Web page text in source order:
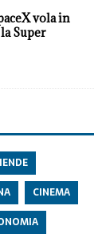
vola in
Super
CINEMA